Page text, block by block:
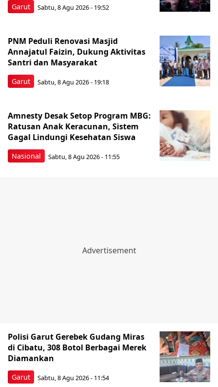
Garut Sabtu, 8 Agu 2026 - 19:52
Garut
PNM Peduli Renovasi Masjid
Annajatul Faizin, Dukung Aktivitas
Santri dan Masyarakat
Sabtu, 8 Agu 2026 - 19:18
Nasional
Amnesty Desak Setop Program MBG:
Ratusan Anak Keracunan, Sistem
Gagal Lindungi Kesehatan Siswa
Sabtu, 8 Agu 2026 - 11:55
Garut
Polisi Garut Gerebek Gudang Miras
di Cibatu, 308 Botol Berbagai Merek
Diamankan
Sabtu, 8 Agu 2026 - 11:54